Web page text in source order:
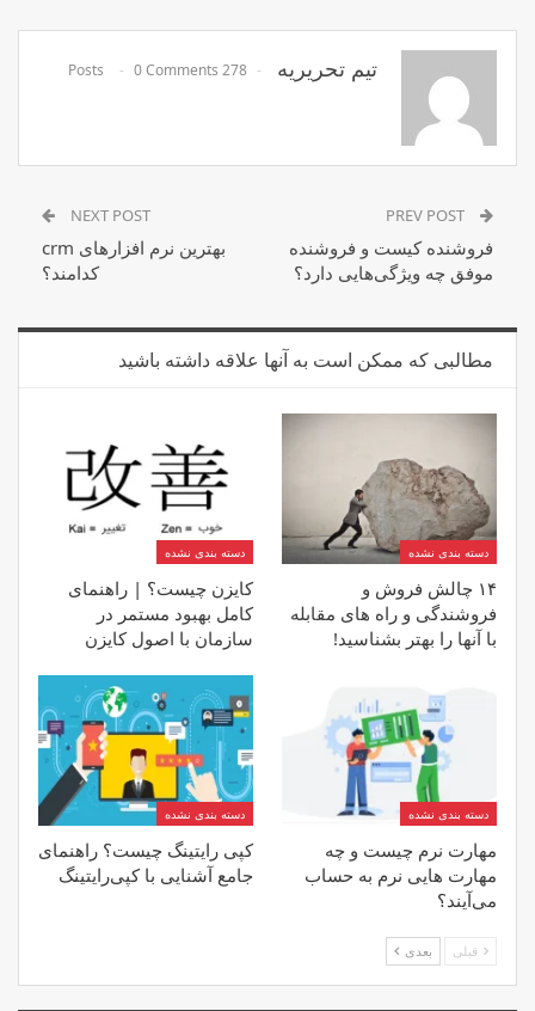
تیم تحریریه 278 Posts
0 Comments
فروشنده کیست و فروشنده
موفق چه ویژگی‌هایی دارد؟
NEXT POST
بهترین نرم افزارهای crm
کدامند؟
مطالبی که ممکن است به آنها علاقه داشته باشید
دسته بندی نشده
۱۴ چالش فروش و
فروشندگی و راه های مقابله
با آنها را بهتر بشناسید!
دسته بندی نشده
کایزن چیست؟ | راهنمای
کامل بهبود مستمر در
سازمان با اصول کایزن
دسته بندی نشده
مهارت‌ نرم چیست و چه
مهارت هایی نرم به حساب
می‌آیند؟
دسته بندی نشده
کپی رایتینگ چیست؟ راهنمای
جامع آشنایی با کپی‌رایتینگ
قبلی بعدی